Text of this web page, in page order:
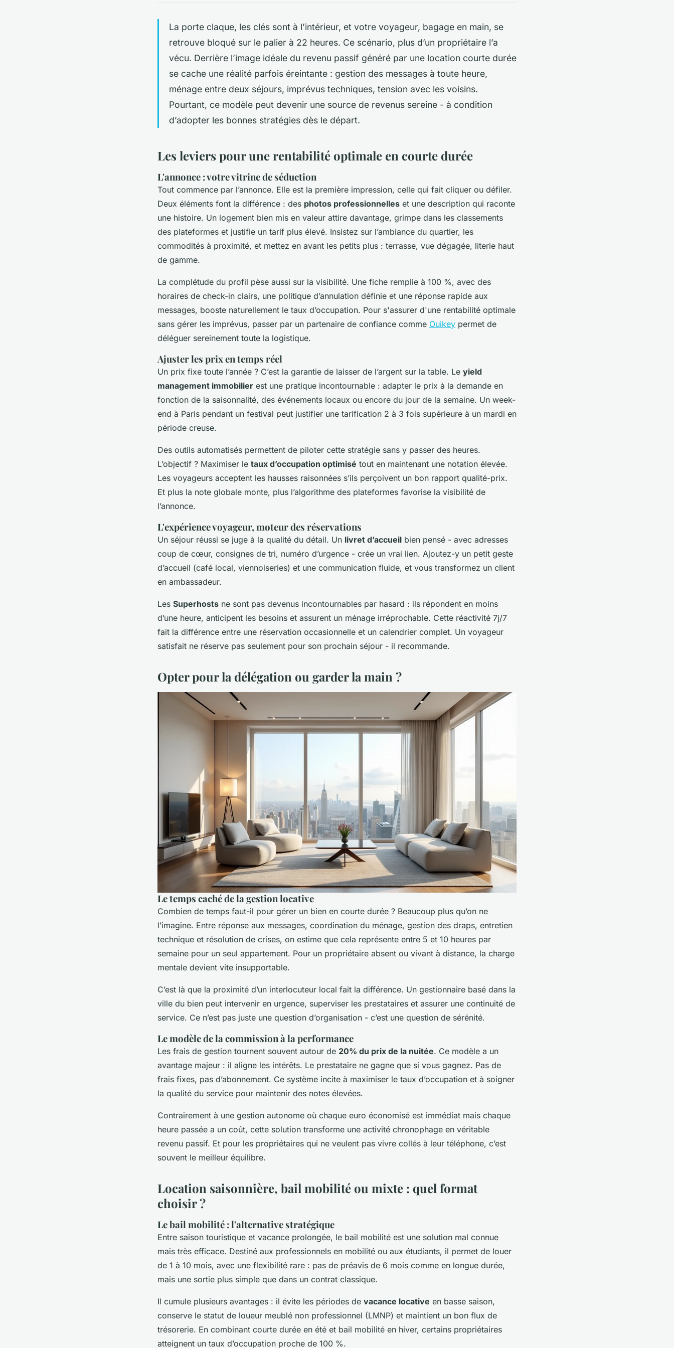
La porte claque, les clés sont à l’intérieur, et votre voyageur, bagage en main, se
retrouve bloqué sur le palier à 22 heures. Ce scénario, plus d’un propriétaire l’a
vécu. Derrière l’image idéale du revenu passif généré par une location courte durée
se cache une réalité parfois éreintante : gestion des messages à toute heure,
ménage entre deux séjours, imprévus techniques, tension avec les voisins.
Pourtant, ce modèle peut devenir une source de revenus sereine - à condition
d’adopter les bonnes stratégies dès le départ.
Les leviers pour une rentabilité optimale en courte durée
L'annonce : votre vitrine de séduction
Tout commence par l’annonce. Elle est la première impression, celle qui fait cliquer ou défiler.
Deux éléments font la différence : des photos professionnelles et une description qui raconte
une histoire. Un logement bien mis en valeur attire davantage, grimpe dans les classements
des plateformes et justifie un tarif plus élevé. Insistez sur l’ambiance du quartier, les
commodités à proximité, et mettez en avant les petits plus : terrasse, vue dégagée, literie haut
de gamme.
La complétude du profil pèse aussi sur la visibilité. Une fiche remplie à 100 %, avec des
horaires de check-in clairs, une politique d’annulation définie et une réponse rapide aux
messages, booste naturellement le taux d’occupation. Pour s'assurer d'une rentabilité optimale
sans gérer les imprévus, passer par un partenaire de confiance comme Ouikey permet de
déléguer sereinement toute la logistique.
Ajuster les prix en temps réel
Un prix fixe toute l’année ? C’est la garantie de laisser de l’argent sur la table. Le yield
management immobilier est une pratique incontournable : adapter le prix à la demande en
fonction de la saisonnalité, des événements locaux ou encore du jour de la semaine. Un week-
end à Paris pendant un festival peut justifier une tarification 2 à 3 fois supérieure à un mardi en
période creuse.
Des outils automatisés permettent de piloter cette stratégie sans y passer des heures.
L’objectif ? Maximiser le taux d’occupation optimisé tout en maintenant une notation élevée.
Les voyageurs acceptent les hausses raisonnées s’ils perçoivent un bon rapport qualité-prix.
Et plus la note globale monte, plus l’algorithme des plateformes favorise la visibilité de
l’annonce.
L'expérience voyageur, moteur des réservations
Un séjour réussi se juge à la qualité du détail. Un livret d’accueil bien pensé - avec adresses
coup de cœur, consignes de tri, numéro d’urgence - crée un vrai lien. Ajoutez-y un petit geste
d’accueil (café local, viennoiseries) et une communication fluide, et vous transformez un client
en ambassadeur.
Les Superhosts ne sont pas devenus incontournables par hasard : ils répondent en moins
d’une heure, anticipent les besoins et assurent un ménage irréprochable. Cette réactivité 7j/7
fait la différence entre une réservation occasionnelle et un calendrier complet. Un voyageur
satisfait ne réserve pas seulement pour son prochain séjour - il recommande.
Opter pour la délégation ou garder la main ?
Le temps caché de la gestion locative
Combien de temps faut-il pour gérer un bien en courte durée ? Beaucoup plus qu’on ne
l’imagine. Entre réponse aux messages, coordination du ménage, gestion des draps, entretien
technique et résolution de crises, on estime que cela représente entre 5 et 10 heures par
semaine pour un seul appartement. Pour un propriétaire absent ou vivant à distance, la charge
mentale devient vite insupportable.
C’est là que la proximité d’un interlocuteur local fait la différence. Un gestionnaire basé dans la
ville du bien peut intervenir en urgence, superviser les prestataires et assurer une continuité de
service. Ce n’est pas juste une question d’organisation - c’est une question de sérénité.
Le modèle de la commission à la performance
Les frais de gestion tournent souvent autour de 20% du prix de la nuitée. Ce modèle a un
avantage majeur : il aligne les intérêts. Le prestataire ne gagne que si vous gagnez. Pas de
frais fixes, pas d’abonnement. Ce système incite à maximiser le taux d’occupation et à soigner
la qualité du service pour maintenir des notes élevées.
Contrairement à une gestion autonome où chaque euro économisé est immédiat mais chaque
heure passée a un coût, cette solution transforme une activité chronophage en véritable
revenu passif. Et pour les propriétaires qui ne veulent pas vivre collés à leur téléphone, c’est
souvent le meilleur équilibre.
Location saisonnière, bail mobilité ou mixte : quel format
choisir ?
Le bail mobilité : l'alternative stratégique
Entre saison touristique et vacance prolongée, le bail mobilité est une solution mal connue
mais très efficace. Destiné aux professionnels en mobilité ou aux étudiants, il permet de louer
de 1 à 10 mois, avec une flexibilité rare : pas de préavis de 6 mois comme en longue durée,
mais une sortie plus simple que dans un contrat classique.
Il cumule plusieurs avantages : il évite les périodes de vacance locative en basse saison,
conserve le statut de loueur meublé non professionnel (LMNP) et maintient un bon flux de
trésorerie. En combinant courte durée en été et bail mobilité en hiver, certains propriétaires
atteignent un taux d’occupation proche de 100 %.